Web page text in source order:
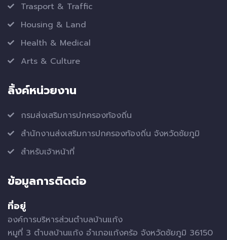
Trasport & Traffic
Housing & Land
Health & Medical
Arts & Culture
ลิ้งค์หน่วยงาน
กรมส่งเสริมการปกครองท้องถิ่น
สำนักงานส่งเสริมการปกครองท้องถิ่น จังหวัดชัยภูมิ
สำหรับเจ้าหน้าที่
ข้อมูลการติดต่อ
ที่อยู่
องค์การบริหารส่วนตำบลบ้านแก้ง
หมูที่ 3 ตำบลบ้านแก้ง อำเภอแก้งคร้อ จังหวัดชัยภูมิ 36150